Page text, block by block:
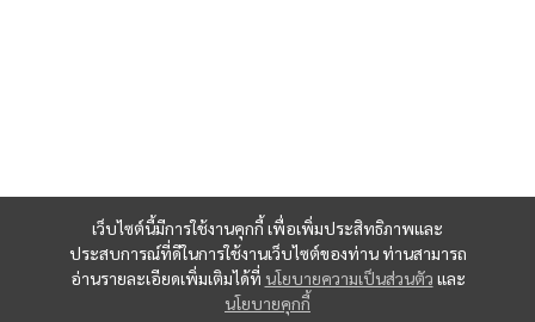
เว็บไซต์นี้มีการใช้งานคุกกี้ เพื่อเพิ่มประสิทธิภาพและ
ประสบการณ์ที่ดีในการใช้งานเว็บไซต์ของท่าน ท่านสามารถ
อ่านรายละเอียดเพิ่มเติมได้ที่ นโยบายความเป็นส่วนตัว และ
นโยบายคุกกี้